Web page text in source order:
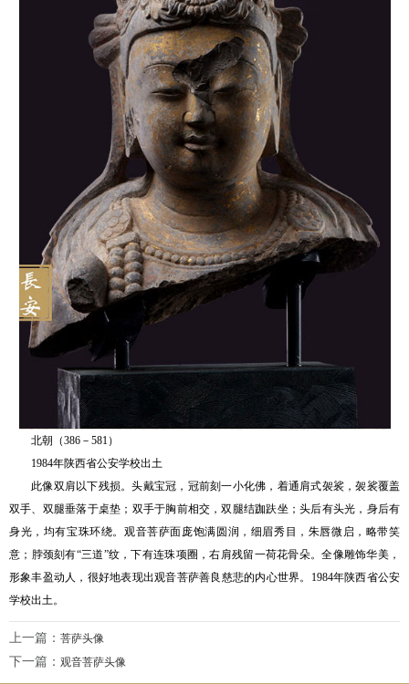
北朝（386－581）
1984年陕西省公安学校出土
此像双肩以下残损。头戴宝冠，冠前刻一小化佛，着通肩式袈裟，袈裟覆盖
双手、双腿垂落于桌垫；双手于胸前相交，双腿结跏趺坐；头后有头光，身后有
身光，均有宝珠环绕。观音菩萨面庞饱满圆润，细眉秀目，朱唇微启，略带笑
意；脖颈刻有“三道”纹，下有连珠项圈，右肩残留一荷花骨朵。全像雕饰华美，
形象丰盈动人，很好地表现出观音菩萨善良慈悲的内心世界。1984年陕西省公安
学校出土。
上一篇： 菩萨头像
下一篇： 观音菩萨头像